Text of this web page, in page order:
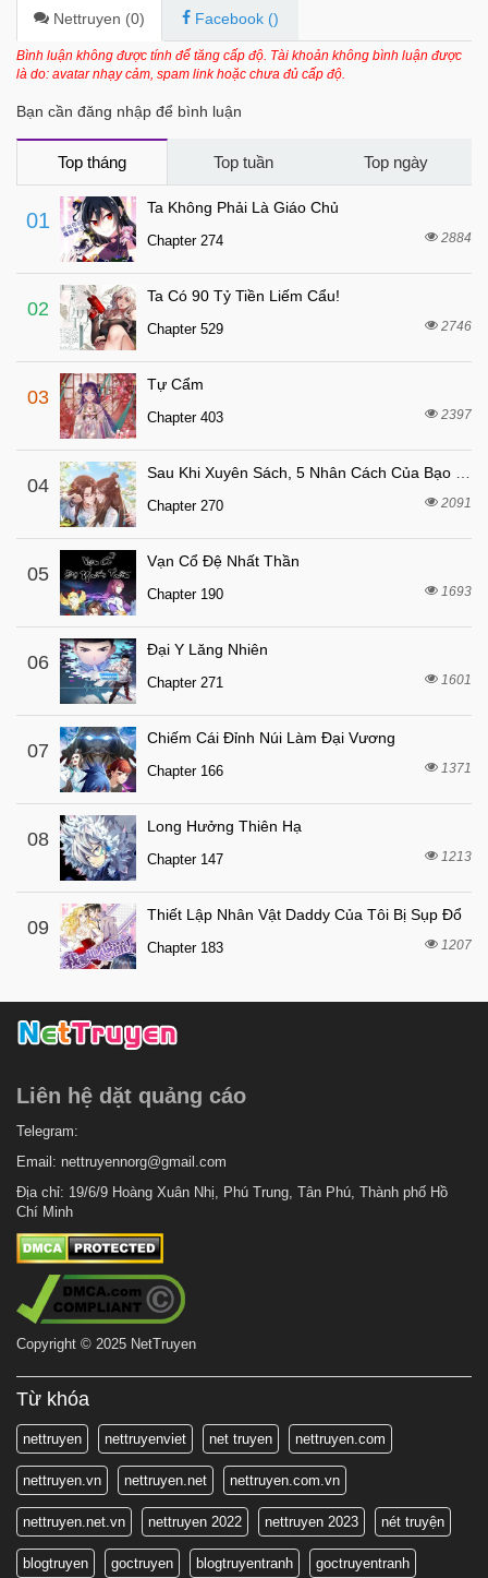
Chapter 8 6 tháng trước
Chapter 7 6 tháng trước
6 tháng trước
Chapter Chuong 5
Chapter 5 7 tháng trước
Chapter Chuong 4
Chapter 4
Chapter Chuong 3
Chapter 3 7 tháng trước
Chapter Chuong 2
Chapter 2
Chapter Chuong 1
Chapter 1 7 tháng trước
Nettruyen (0) Facebook ()
Bình luận không được tính để tăng cấp độ. Tài khoản không bình luận được
là do: avatar nhạy cảm, spam link hoặc chưa đủ cấp độ.
Bạn cần đăng nhập để bình luận
Top tháng Top tuần Top ngày
01
Ta Không Phải Là Giáo Chủ
Chapter 274 2884
02
Ta Có 90 Tỷ Tiền Liếm Cẩu!
Chapter 529 2746
03
Tự Cẩm
Chapter 403 2397
04
Chapter 270 2091
05
Vạn Cổ Đệ Nhất Thần
Chapter 190 1693
06
Đại Y Lăng Nhiên
Chapter 271 1601
07
Chiếm Cái Đỉnh Núi Làm Đại Vương
Chapter 166 1371
08
Long Hưởng Thiên Hạ
Chapter 147 1213
09
Thiết Lập Nhân Vật Daddy Của Tôi Bị Sụp Đổ
Chapter 183 1207
Liên hệ dặt quảng cáo
Telegram:
Email: nettruyennorg@gmail.com
Địa chỉ: 19/6/9 Hoàng Xuân Nhị, Phú Trung, Tân Phú, Thành phố Hồ
Chí Minh
Copyright © 2025 NetTruyen
Từ khóa
nettruyen nettruyenviet net truyen nettruyen.com
nettruyen.vn nettruyen.net nettruyen.com.vn
nettruyen.net.vn nettruyen 2022 nettruyen 2023 nét truyện
blogtruyen goctruyen blogtruyentranh goctruyentranh